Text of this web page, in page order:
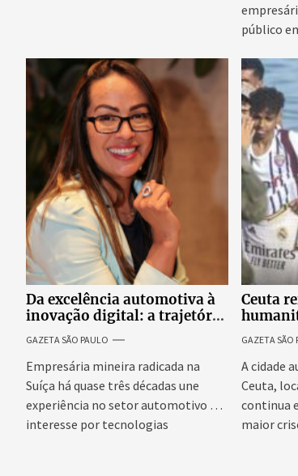
público
Da excelência automotiva à
inovação digital: a trajetória
internacional da empresária
Adriene Silva
GAZETA SÃO PAULO
Empresária mineira radicada na
Suíça há quase três décadas une
experiência no setor automotivo e
interesse por tecnologias
Ceuta
onda
GAZETA SÃO
A cidade
Ceuta,
continua
maior